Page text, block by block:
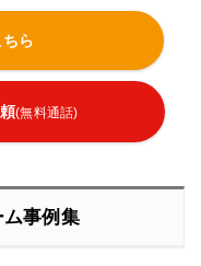
ら
(無料通話)
事例集